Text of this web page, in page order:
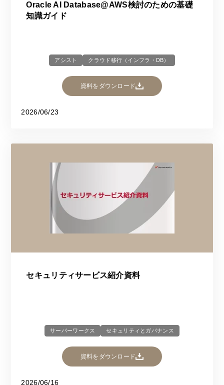
Oracle AI Database@AWS検討のための基礎
知識ガイド
アシスト クラウド移行（インフラ・DB）
資料をダウンロード
2026/06/23
セキュリティサービス紹介資料
サーバーワークス セキュリティとガバナンス
資料をダウンロード
2026/06/16